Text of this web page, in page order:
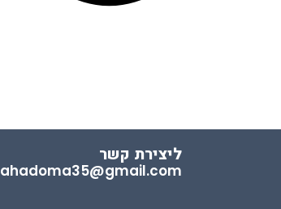
ליצירת קשר
ahadoma35@gmail.com